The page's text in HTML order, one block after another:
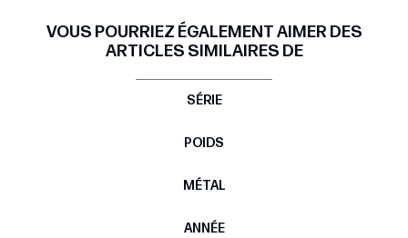
VOUS POURRIEZ ÉGALEMENT AIMER DES
ARTICLES SIMILAIRES DE
SÉRIE
POIDS
MÉTAL
ANNÉE